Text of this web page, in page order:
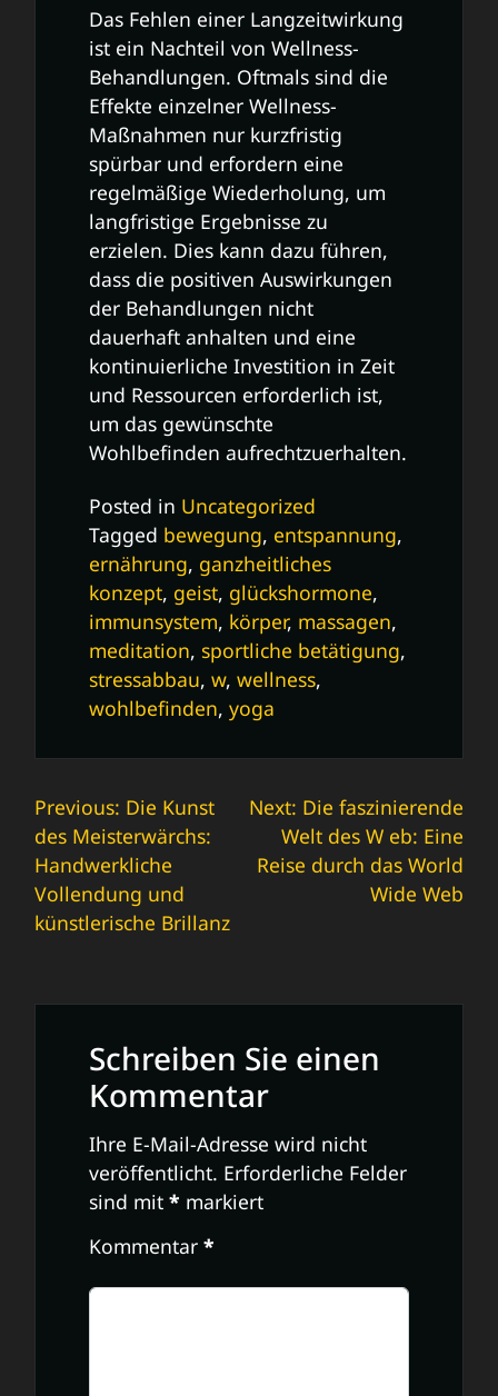
Das Fehlen einer Langzeitwirkung
ist ein Nachteil von Wellness-
Behandlungen. Oftmals sind die
Effekte einzelner Wellness-
Maßnahmen nur kurzfristig
spürbar und erfordern eine
regelmäßige Wiederholung, um
langfristige Ergebnisse zu
erzielen. Dies kann dazu führen,
dass die positiven Auswirkungen
der Behandlungen nicht
dauerhaft anhalten und eine
kontinuierliche Investition in Zeit
und Ressourcen erforderlich ist,
um das gewünschte
Wohlbefinden aufrechtzuerhalten.
Posted in Uncategorized
Tagged bewegung, entspannung,
ernährung, ganzheitliches
konzept, geist, glückshormone,
immunsystem, körper, massagen,
meditation, sportliche betätigung,
stressabbau, w, wellness,
wohlbefinden, yoga
Beitrags-
Navigation
Previous: Die Kunst
des Meisterwärchs:
Handwerkliche
Vollendung und
künstlerische Brillanz
Next: Die faszinierende
Welt des W eb: Eine
Reise durch das World
Wide Web
Schreiben Sie einen
Kommentar
Ihre E-Mail-Adresse wird nicht
veröffentlicht. Erforderliche Felder
sind mit * markiert
Kommentar *